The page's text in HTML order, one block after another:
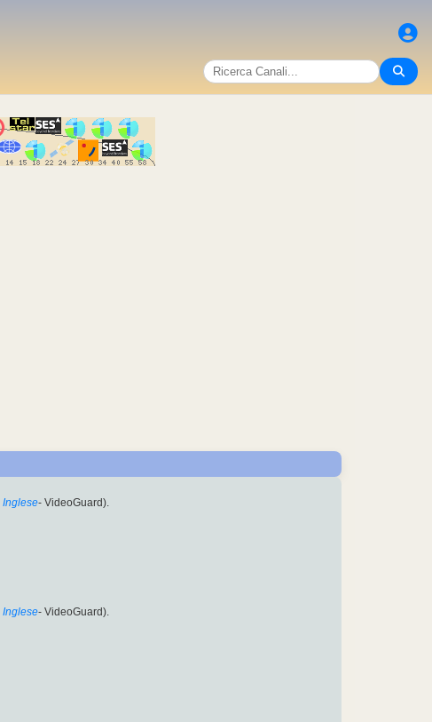
Inglese- VideoGuard).
Inglese- VideoGuard).